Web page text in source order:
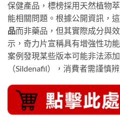
保健產品，標榜採用天然植物
能相關問題。根據公開資訊，
品而非藥品，但其實際成分與
示，奇力片宣稱具有增強性功
案例發現某些版本可能非法添
（Sildenafil），消費者需謹慎辨